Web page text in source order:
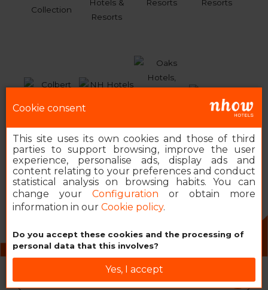
2026 MINOR HOTELS EUROPE & AMERICAS
Cookie consent
This site uses its own cookies and those of third
parties to support browsing, improve the user
experience, personalise ads, display ads and
content relating to your preferences and conduct
statistical analysis on browsing habits. You can
change your Configuration or obtain more
information in our Cookie policy.
Do you accept these cookies and the processing of
personal data that this involves?
Yes, I accept